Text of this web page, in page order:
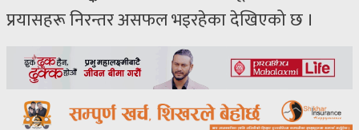
प्रयासहरू निरन्तर असफल भइरहेका देखिएको छ ।